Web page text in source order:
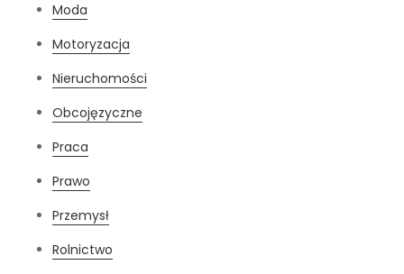
Moda
Motoryzacja
Nieruchomości
Obcojęzyczne
Praca
Prawo
Przemysł
Rolnictwo